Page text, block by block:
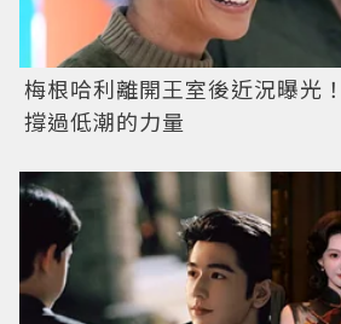
梅根哈利離開王室後近況曝光
撐過低潮的力量